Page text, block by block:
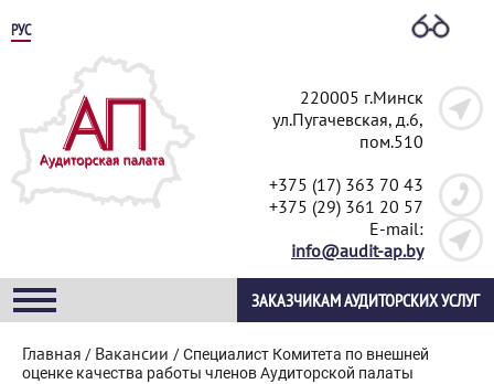
РУС
220005 г.Минск
ул.Пугачевская, д.6,
пом.510
+375 (17) 363 70 43
+375 (29) 361 20 57
E-mail:
info@audit-ap.by
ЗАКАЗЧИКАМ АУДИТОРСКИХ УСЛУГ
Главная / Вакансии /Специалист Комитета по внешней
оценке качества работы членов Аудиторской палаты